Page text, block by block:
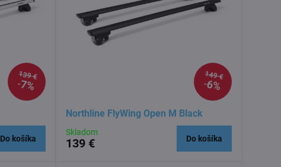
139 €
7%
Do košíka
149 €
6%
Northline FlyWing Open M Black
Skladom
139 € Do košíka